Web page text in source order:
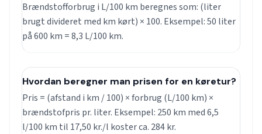
Brændstofforbrug i L/100 km beregnes som: (liter
brugt divideret med km kørt) × 100. Eksempel: 50 liter
på 600 km = 8,3 L/100 km.
Hvordan beregner man prisen for en køretur?
Pris = (afstand i km / 100) × forbrug (L/100 km) ×
brændstofpris pr. liter. Eksempel: 250 km med 6,5
l/100 km til 17,50 kr./l koster ca. 284 kr.